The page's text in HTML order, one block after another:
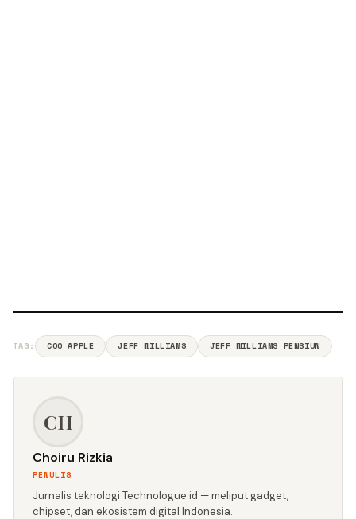
TAG: COO APPLE JEFF WILLIAMS JEFF WILLIAMS PENSIUN
CH
Choiru Rizkia
PENULIS
Jurnalis teknologi Technologue.id — meliput gadget,
chipset, dan ekosistem digital Indonesia.